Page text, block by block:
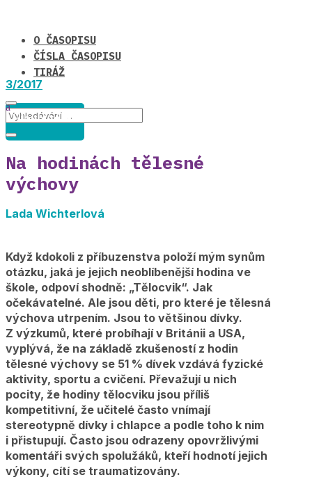
O ČASOPISU
ČÍSLA ČASOPISU
TIRÁŽ
3/2017
Hlavní téma
Na hodinách tělesné
výchovy
Lada Wichterlová
Když kdokoli z příbuzenstva položí mým synům
otázku, jaká je jejich neoblíbenější hodina ve
škole, odpoví shodně: „Tělocvik“. Jak
očekávatelné. Ale jsou děti, pro které je tělesná
výchova utrpením. Jsou to většinou dívky.
Z výzkumů, které probíhají v Británii a USA,
vyplývá, že na základě zkušeností z hodin
tělesné výchovy se 51 % dívek vzdává fyzické
aktivity, sportu a cvičení. Převažují u nich
pocity, že hodiny tělocviku jsou příliš
kompetitivní, že učitelé často vnímají
stereotypně dívky i chlapce a podle toho k nim
i přistupují. Často jsou odrazeny opovržlivými
komentáři svých spolužáků, kteří hodnotí jejich
výkony, cítí se traumatizovány.